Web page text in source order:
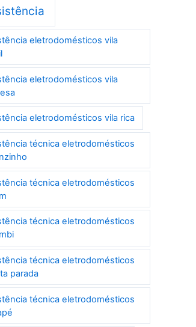
eletrodomésticos vila
eletrodomésticos vila
eletrodomésticos vila rica
técnica eletrodomésticos
técnica eletrodomésticos
técnica eletrodomésticos
técnica eletrodomésticos
parada
técnica eletrodomésticos